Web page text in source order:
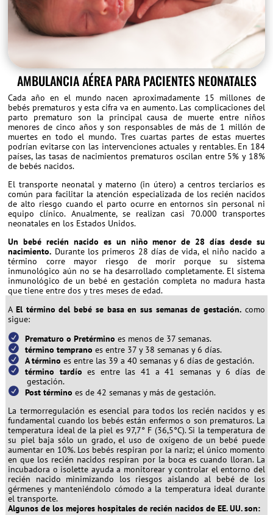
AMBULANCIA AÉREA PARA PACIENTES NEONATALES
Cada año en el mundo nacen aproximadamente 15 millones de
bebés prematuros y esta cifra va en aumento. Las complicaciones del
parto prematuro son la principal causa de muerte entre niños
menores de cinco años y son responsables de más de 1 millón de
muertes en todo el mundo. Tres cuartas partes de estas muertes
podrían evitarse con las intervenciones actuales y rentables. En 184
países, las tasas de nacimientos prematuros oscilan entre 5% y 18%
de bebés nacidos.
El transporte neonatal y materno (in útero) a centros terciarios es
común para facilitar la atención especializada de los recién nacidos
de alto riesgo cuando el parto ocurre en entornos sin personal ni
equipo clínico. Anualmente, se realizan casi 70.000 transportes
neonatales en los Estados Unidos.
Un bebé recién nacido es un niño menor de 28 días desde su
nacimiento. Durante los primeros 28 días de vida, el niño nacido a
término corre mayor riesgo de morir porque su sistema
inmunológico aún no se ha desarrollado completamente. El sistema
inmunológico de un bebé en gestación completa no madura hasta
que tiene entre dos y tres meses de edad.
A El término del bebé se basa en sus semanas de gestación. como
sigue:
Prematuro o Pretérmino es menos de 37 semanas.
término temprano es entre 37 y 38 semanas y 6 días.
A término es entre las 39 a 40 semanas y 6 días de gestación.
término tardío es entre las 41 a 41 semanas y 6 días de
gestación.
Post término es de 42 semanas y más de gestación.
La termorregulación es esencial para todos los recién nacidos y es
fundamental cuando los bebés están enfermos o son prematuros. La
temperatura ideal de la piel es 97,7° F (36,5°C). Si la temperatura de
su piel baja sólo un grado, el uso de oxígeno de un bebé puede
aumentar en 10%. Los bebés respiran por la nariz; el único momento
en que los recién nacidos respiran por la boca es cuando lloran. La
incubadora o isolette ayuda a monitorear y controlar el entorno del
recién nacido minimizando los riesgos aislando al bebé de los
gérmenes y manteniéndolo cómodo a la temperatura ideal durante
el transporte.
Algunos de los mejores hospitales de recién nacidos de EE. UU. son: